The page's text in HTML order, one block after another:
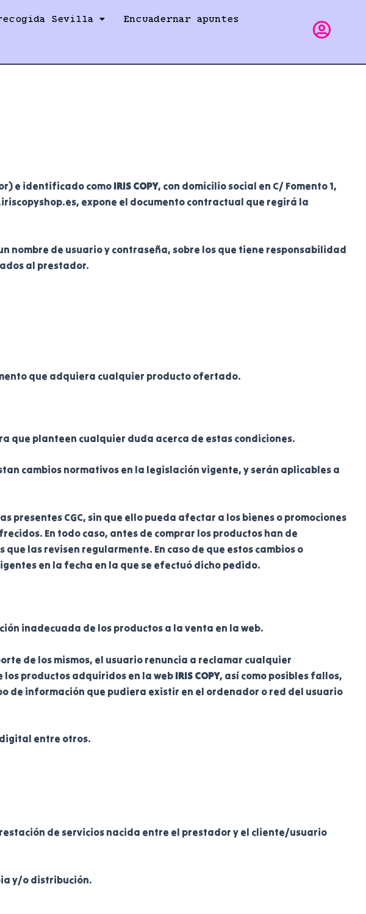
Sevilla Encuadernar apuntes
e identificado como IRIS COPY, con domicilio social en C/ Fomento 1,
expone el documento contractual que regirá la
nombre de usuario y contraseña, sobre los que tiene responsabilidad
al prestador.
que adquiera cualquier producto ofertado.
que planteen cualquier duda acerca de estas condiciones.
cambios normativos en la legislación vigente, y serán aplicables a
CGC, sin que ello pueda afectar a los bienes o promociones
En todo caso, antes de comprar los productos han de
las revisen regularmente. En caso de que estos cambios o
en la fecha en la que se efectuó dicho pedido.
inadecuada de los productos a la venta en la web.
de los mismos, el usuario renuncia a reclamar cualquier
productos adquiridos en la web IRIS COPY, así como posibles fallos,
de información que pudiera existir en el ordenador o red del usuario
entre otros.
de servicios nacida entre el prestador y el cliente/usuario
y/o distribución.